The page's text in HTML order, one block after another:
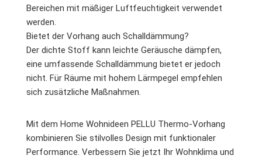
Bereichen mit mäßiger Luftfeuchtigkeit verwendet
werden.
Bietet der Vorhang auch Schalldämmung?
Der dichte Stoff kann leichte Geräusche dämpfen,
eine umfassende Schalldämmung bietet er jedoch
nicht. Für Räume mit hohem Lärmpegel empfehlen
sich zusätzliche Maßnahmen.
Mit dem Home Wohnideen PELLU Thermo-Vorhang
kombinieren Sie stilvolles Design mit funktionaler
Performance. Verbessern Sie jetzt Ihr Wohnklima und